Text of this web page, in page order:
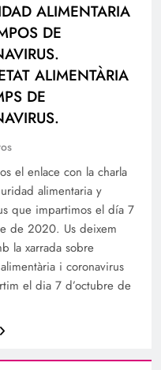
ALIMENTARIA
DE
ALIMENTÀRIA
DE
el enlace con la charla
alimentaria y
que impartimos el día 7
de 2020. Us deixem
la xarrada sobre
i coronavirus
el dia 7 d’octubre de